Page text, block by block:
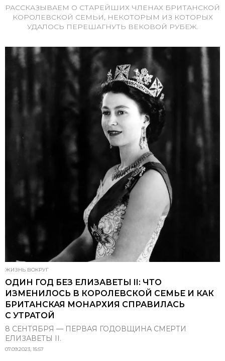
РАССКАЗЫВАЕМ О СТАРЕЙШИХ ЧЛЕНАХ БРИТАНСКОЙ
КОРОЛЕВСКОЙ СЕМЬИ, НЕКОТОРЫМ ИЗ КОТОРЫХ
УДАЛОСЬ ПЕРЕШАГНУТЬ ВЕКОВОЙ РУБЕЖ.
ЖИЗНЬ ВОКРУГ
ОДИН ГОД БЕЗ ЕЛИЗАВЕТЫ II: ЧТО
ИЗМЕНИЛОСЬ В КОРОЛЕВСКОЙ СЕМЬЕ И КАК
БРИТАНСКАЯ МОНАРХИЯ СПРАВИЛАСЬ
С УТРАТОЙ
8 СЕНТЯБРЯ — ПЕРВАЯ ГОДОВЩИНА СМЕРТИ
ЕЛИЗАВЕТЫ II.
07.09.2023, 15:57